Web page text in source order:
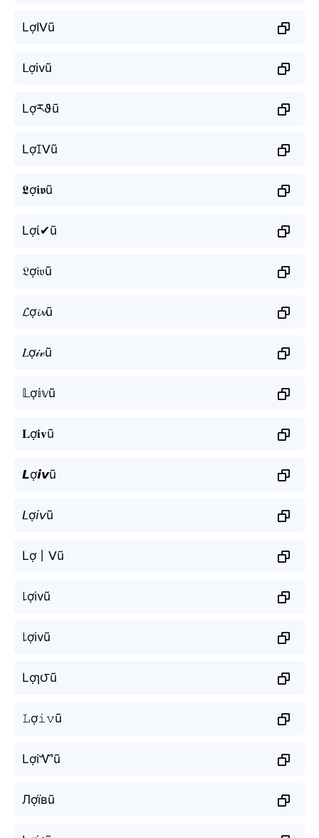
LợIᐯũ
ᒪợivũ
Lợརϑũ
Lợꀤᐯũ
𝕷ợ𝖎𝖛ũ
Lợί✔ũ
𝔏ợ𝔦𝔳ũ
𝓛ợ𝓲𝓿ũ
𝐿ợ𝒾𝓋ũ
𝕃ợ𝕚𝕧ũ
𝐋ợ𝐢𝐯ũ
𝙇ợ𝙞𝙫ũ
𝘓ợ𝘪𝘷ũ
Lợ丨ᐯũ
꒒ợivũ
꒒ợivũ
Lợɿ౮ũ
𝙻ợ𝚒𝚟ũ
LợiᏉũ
Лợївũ